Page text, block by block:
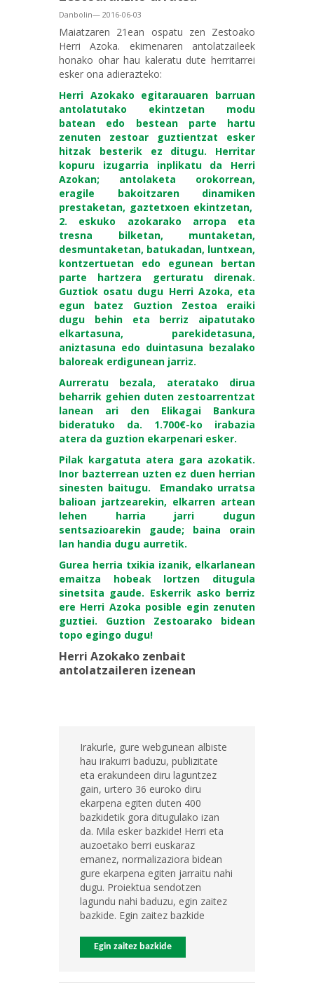
Danbolin— 2016-06-03
Maiatzaren 21ean ospatu zen Zestoako
Herri Azoka. ekimenaren antolatzaileek
honako ohar hau kaleratu dute herritarrei
esker ona adierazteko:
Herri Azokako egitarauaren barruan
antolatutako ekintzetan modu
batean edo bestean parte hartu
zenuten zestoar guztientzat esker
hitzak besterik ez ditugu. Herritar
kopuru izugarria inplikatu da Herri
Azokan; antolaketa orokorrean,
eragile bakoitzaren dinamiken
prestaketan, gaztetxoen ekintzetan,
2. eskuko azokarako arropa eta
tresna bilketan, muntaketan,
desmuntaketan, batukadan, luntxean,
kontzertuetan edo egunean bertan
parte hartzera gerturatu direnak.
Guztiok osatu dugu Herri Azoka, eta
egun batez Guztion Zestoa eraiki
dugu behin eta berriz aipatutako
elkartasuna, parekidetasuna,
aniztasuna edo duintasuna bezalako
baloreak erdigunean jarriz.
Aurreratu bezala, ateratako dirua
beharrik gehien duten zestoarrentzat
lanean ari den Elikagai Bankura
bideratuko da. 1.700€-ko irabazia
atera da guztion ekarpenari esker.
Pilak kargatuta atera gara azokatik.
Inor bazterrean uzten ez duen herrian
sinesten baitugu. Emandako urratsa
balioan jartzearekin, elkarren artean
lehen harria jarri dugun
sentsazioarekin gaude; baina orain
lan handia dugu aurretik.
Gurea herria txikia izanik, elkarlanean
emaitza hobeak lortzen ditugula
sinetsita gaude. Eskerrik asko berriz
ere Herri Azoka posible egin zenuten
guztiei. Guztion Zestoarako bidean
topo egingo dugu!
Herri Azokako zenbait
antolatzaileren izenean
Irakurle, gure webgunean albiste
hau irakurri baduzu, publizitate
eta erakundeen diru laguntzez
gain, urtero 36 euroko diru
ekarpena egiten duten 400
bazkidetik gora ditugulako izan
da. Mila esker bazkide! Herri eta
auzoetako berri euskaraz
emanez, normalizaziora bidean
gure ekarpena egiten jarraitu nahi
dugu. Proiektua sendotzen
lagundu nahi baduzu, egin zaitez
bazkide. Egin zaitez bazkide
Egin zaitez bazkide